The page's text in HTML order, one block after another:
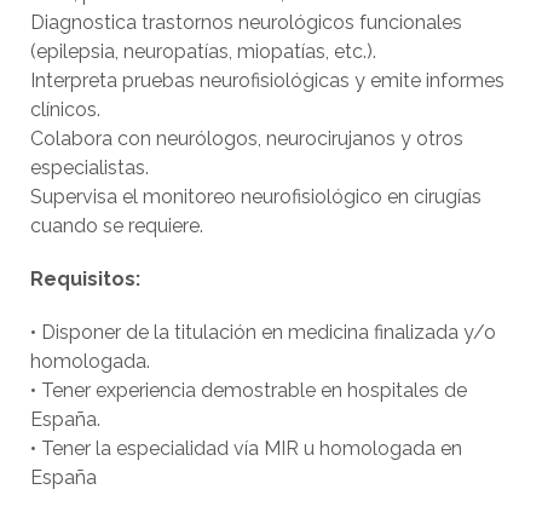
Diagnostica trastornos neurológicos funcionales
(epilepsia, neuropatías, miopatías, etc.).
Interpreta pruebas neurofisiológicas y emite informes
clínicos.
Colabora con neurólogos, neurocirujanos y otros
especialistas.
Supervisa el monitoreo neurofisiológico en cirugías
cuando se requiere.
Requisitos:
• Disponer de la titulación en medicina finalizada y/o
homologada.
• Tener experiencia demostrable en hospitales de
España.
• Tener la especialidad vía MIR u homologada en
España